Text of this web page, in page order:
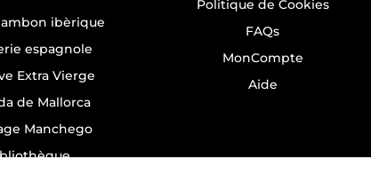
ibèrique
espagnole
Extra Vierge
de Mallorca
Manchego
Politique de Cookies
FAQs
MonCompte
Aide